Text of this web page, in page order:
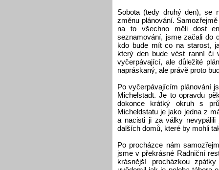
Sobota (tedy druhý den), se
změnu plánování.
na to všechno měli dost
seznamování, jsme začali do
kdo bude mít co na starost,
který den bude vést ranní či
vyčerpávající, ale důležité
napráskaný, ale právě proto
Po vyčerpávajícím plánování
Michelstadt. Je to opravdu
dokonce krátký okruh s
Micheldstatu je jako jedna z
a nacisti ji za války
dalších domů, které by mohli
Po procházce nám
jsme v překrásné Radniční
krásnější procházkou